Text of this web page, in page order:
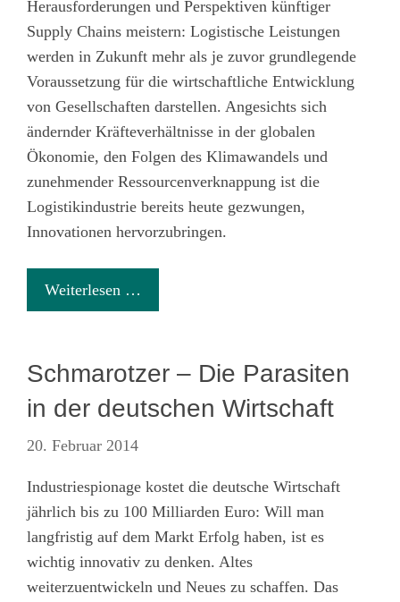
Herausforderungen und Perspektiven künftiger
Supply Chains meistern: Logistische Leistungen
werden in Zukunft mehr als je zuvor grundlegende
Voraussetzung für die wirtschaftliche Entwicklung
von Gesellschaften darstellen. Angesichts sich
ändernder Kräfteverhältnisse in der globalen
Ökonomie, den Folgen des Klimawandels und
zunehmender Ressourcenverknappung ist die
Logistikindustrie bereits heute gezwungen,
Innovationen hervorzubringen.
Weiterlesen …
Schmarotzer – Die Parasiten
in der deutschen Wirtschaft
20. Februar 2014
Industriespionage kostet die deutsche Wirtschaft
jährlich bis zu 100 Milliarden Euro: Will man
langfristig auf dem Markt Erfolg haben, ist es
wichtig innovativ zu denken. Altes
weiterzuentwickeln und Neues zu schaffen. Das